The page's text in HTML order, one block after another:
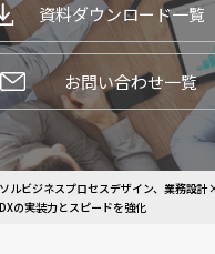
資料ダウンロード一覧
お問い合わせ一覧
ルビジネスプロセスデザイン、業務設
の実装力とスピードを強化